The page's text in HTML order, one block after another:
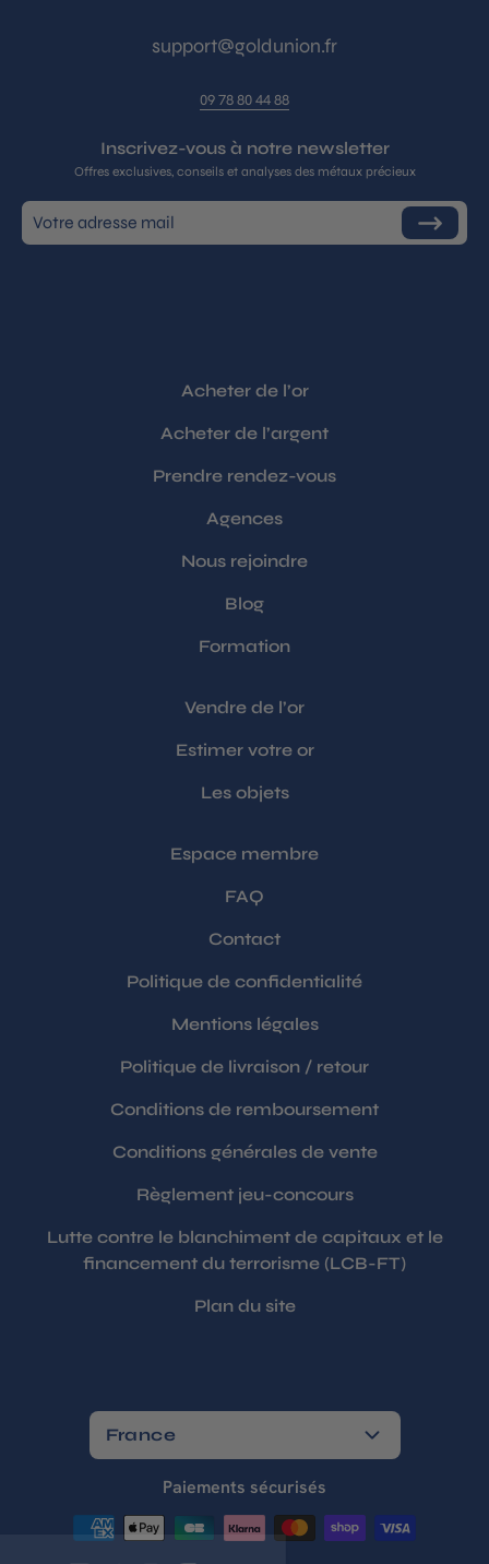
support@goldunion.fr
09 78 80 44 88
Inscrivez-vous à notre newsletter
Offres exclusives, conseils et analyses des métaux précieux
Inscrivez-
vous
S'inscrire
Acheter de l’or
Acheter de l’argent
Prendre rendez-vous
Agences
Nous rejoindre
Blog
Formation
Vendre de l’or
Estimer votre or
Les objets
Espace membre
FAQ
Contact
Politique de confidentialité
Mentions légales
Politique de livraison / retour
Conditions de remboursement
Conditions générales de vente
Règlement jeu-concours
Lutte contre le blanchiment de capitaux et le
financement du terrorisme (LCB-FT)
Plan du site
France
Paiements sécurisés